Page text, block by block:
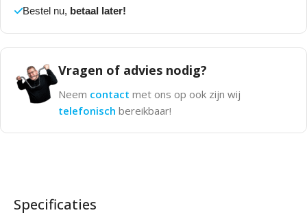
Bestel nu, betaal later!
Vragen of advies nodig?
Neem contact met ons op ook zijn wij
telefonisch bereikbaar!
Specificaties